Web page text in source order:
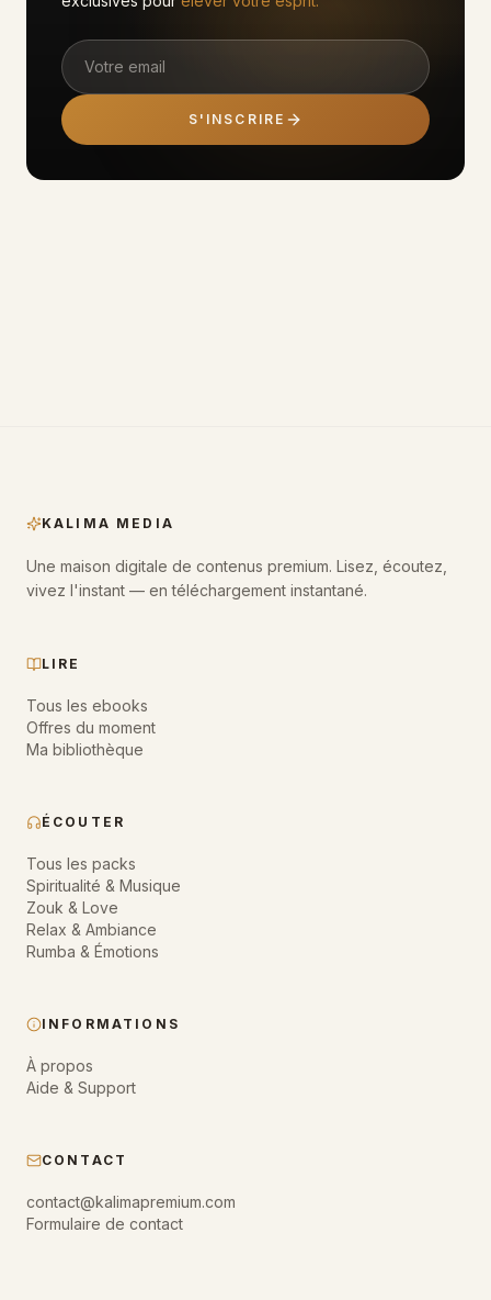
S'INSCRIRE
KALIMA MEDIA
Une maison digitale de contenus premium. Lisez, écoutez,
vivez l'instant — en téléchargement instantané.
LIRE
Tous les ebooks
Offres du moment
Ma bibliothèque
ÉCOUTER
Tous les packs
Spiritualité & Musique
Zouk & Love
Relax & Ambiance
Rumba & Émotions
INFORMATIONS
À propos
Aide & Support
CONTACT
contact@kalimapremium.com
Formulaire de contact